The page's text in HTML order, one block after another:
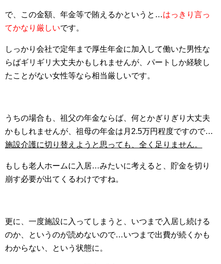
で、この金額、年金等で賄えるかというと…はっきり言っ
てかなり厳しいです。
しっかり会社で定年まで厚生年金に加入して働いた男性な
らばギリギリ大丈夫かもしれませんが、パートしか経験し
たことがない女性等なら相当厳しいです。
うちの場合も、祖父の年金ならば、何とかぎりぎり大丈夫
かもしれませんが、祖母の年金は月2.5万円程度ですので…
施設介護に切り替えようと思っても、全く足りません。
もしも老人ホームに入居…みたいに考えると、貯金を切り
崩す必要が出てくるわけですね。
更に、一度施設に入ってしまうと、いつまで入居し続ける
のか、というのが読めないので…いつまで出費が続くかも
わからない、という状態に。